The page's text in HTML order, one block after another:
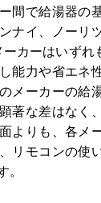
間で給湯器の
ナイ、ノーリ
カーはいずれ
能力や省エネ
メーカーの給
著な差はなく
よりも、各メ
リモコンの使
。